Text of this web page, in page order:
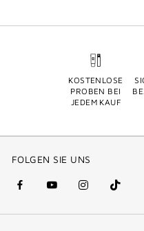
KOSTENLOSE
PROBEN BEI
JEDEM KAUF
FOLGEN SIE UNS
facebook
(new
youtube
(new
instagram
(new
Tik
Tok